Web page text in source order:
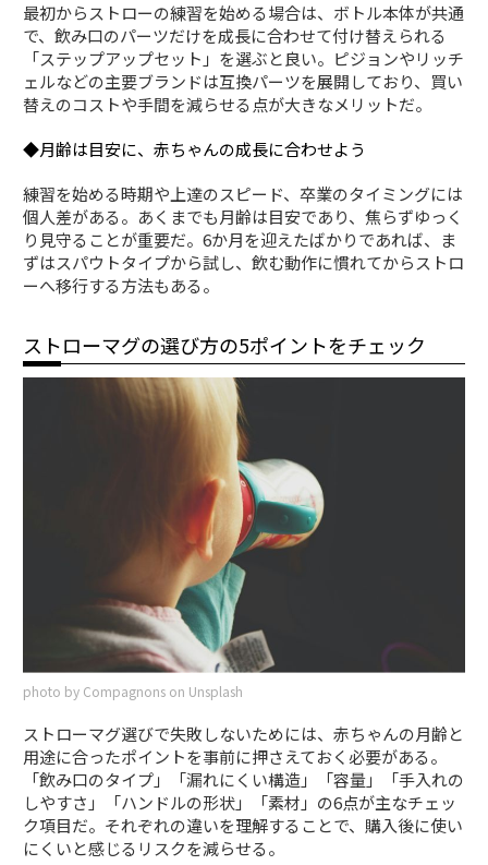
最初からストローの練習を始める場合は、ボトル本体が共通
で、飲み口のパーツだけを成長に合わせて付け替えられる
「ステップアップセット」を選ぶと良い。ピジョンやリッチ
ェルなどの主要ブランドは互換パーツを展開しており、買い
替えのコストや手間を減らせる点が大きなメリットだ。
◆月齢は目安に、赤ちゃんの成長に合わせよう
練習を始める時期や上達のスピード、卒業のタイミングには
個人差がある。あくまでも月齢は目安であり、焦らずゆっく
り見守ることが重要だ。6か月を迎えたばかりであれば、ま
ずはスパウトタイプから試し、飲む動作に慣れてからストロ
ーへ移行する方法もある。
ストローマグの選び方の5ポイントをチェック
photo by Compagnons on Unsplash
ストローマグ選びで失敗しないためには、赤ちゃんの月齢と
用途に合ったポイントを事前に押さえておく必要がある。
「飲み口のタイプ」「漏れにくい構造」「容量」「手入れの
しやすさ」「ハンドルの形状」「素材」の6点が主なチェッ
ク項目だ。それぞれの違いを理解することで、購入後に使い
にくいと感じるリスクを減らせる。